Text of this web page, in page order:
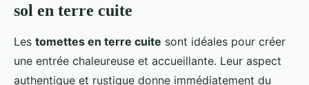
sol en terre cuite
Les tomettes en terre cuite sont idéales pour créer
une entrée chaleureuse et accueillante. Leur aspect
authentique et rustique donne immédiatement du